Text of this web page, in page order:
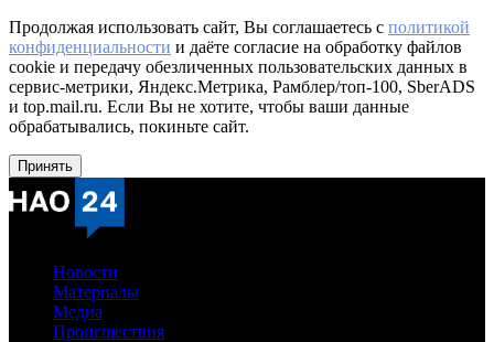
Продолжая использовать сайт, Вы соглашаетесь с политикой
конфиденциальности и даёте согласие на обработку файлов
cookie и передачу обезличенных пользовательских данных в
сервис-метрики, Яндекс.Метрика, Рамблер/топ-100, SberADS
и top.mail.ru. Если Вы не хотите, чтобы ваши данные
обрабатывались, покиньте сайт.
Принять
Новости
Материалы
Медиа
Происшествия